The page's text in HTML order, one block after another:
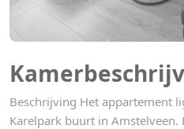
Beschrijving Het appartement
Karelpark buurt in Amstelveen.